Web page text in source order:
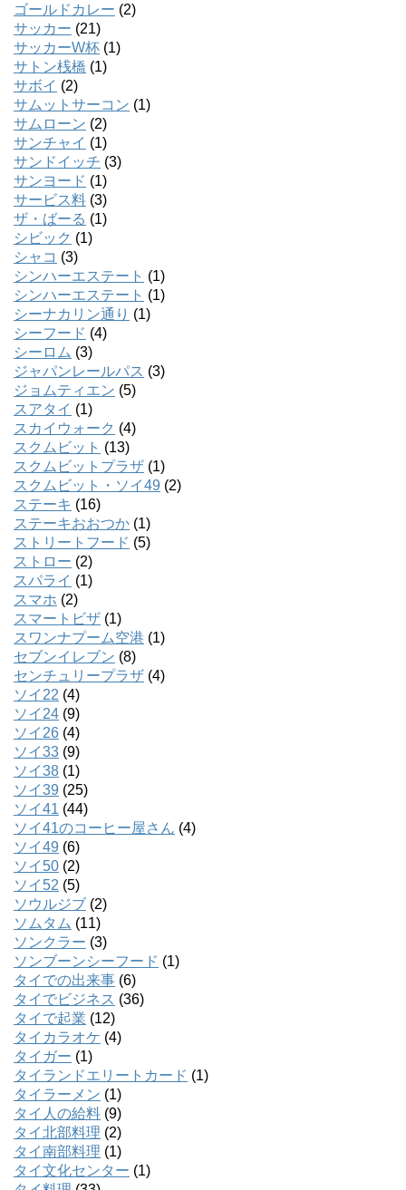
ゴールドカレー (2)
サッカー (21)
サッカーW杯 (1)
サトン桟橋 (1)
サボイ (2)
サムットサーコン (1)
サムローン (2)
サンチャイ (1)
サンドイッチ (3)
サンヨード (1)
サービス料 (3)
ザ・ばーる (1)
シビック (1)
シャコ (3)
シンハーエステート (1)
シンハーエステート (1)
シーナカリン通り (1)
シーフード (4)
シーロム (3)
ジャパンレールパス (3)
ジョムティエン (5)
スアタイ (1)
スカイウォーク (4)
スクムビット (13)
スクムビットプラザ (1)
スクムビット・ソイ49 (2)
ステーキ (16)
ステーキおおつか (1)
ストリートフード (5)
ストロー (2)
スパライ (1)
スマホ (2)
スマートビザ (1)
スワンナプーム空港 (1)
セブンイレブン (8)
センチュリープラザ (4)
ソイ22 (4)
ソイ24 (9)
ソイ26 (4)
ソイ33 (9)
ソイ38 (1)
ソイ39 (25)
ソイ41 (44)
ソイ41のコーヒー屋さん (4)
ソイ49 (6)
ソイ50 (2)
ソイ52 (5)
ソウルジブ (2)
ソムタム (11)
ソンクラー (3)
ソンブーンシーフード (1)
タイでの出来事 (6)
タイでビジネス (36)
タイで起業 (12)
タイカラオケ (4)
タイガー (1)
タイランドエリートカード (1)
タイラーメン (1)
タイ人の給料 (9)
タイ北部料理 (2)
タイ南部料理 (1)
タイ文化センター (1)